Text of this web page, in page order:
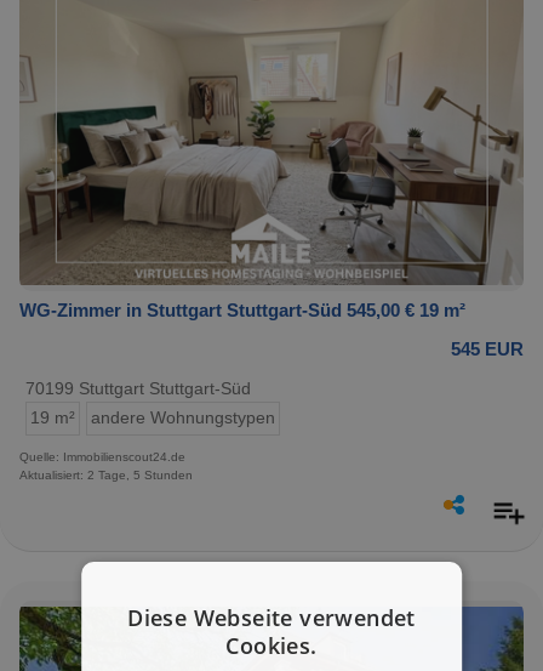
WG-Zimmer in Stuttgart Stuttgart-Süd 545,00 € 19 m²
545 EUR
70199 Stuttgart Stuttgart-Süd
19 m²
andere Wohnungstypen
Quelle: Immobilienscout24.de
Aktualisiert: 2 Tage, 5 Stunden
Diese Webseite verwendet
Cookies.